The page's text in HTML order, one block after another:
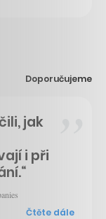
Doporučujeme
jak
i při
Čtěte dále